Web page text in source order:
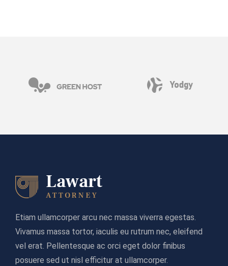
Etiam ullamcorper arcu nec massa viverra egestas.
Vivamus massa tortor, iaculis eu rutrum nec, eleifend
vel erat. Pellentesque ac orci eget dolor finibus
posuere sed ut nisl efficitur at ullamcorper.